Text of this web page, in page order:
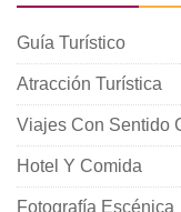
Guía Turístico
Atracción Turística
Viajes Con Sentido
Hotel Y Comida
Fotografía Escénica